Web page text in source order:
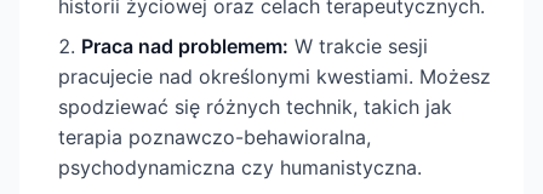
historii życiowej oraz celach terapeutycznych.
Praca nad problemem: W trakcie sesji
pracujecie nad określonymi kwestiami. Możesz
spodziewać się różnych technik, takich jak
terapia poznawczo-behawioralna,
psychodynamiczna czy humanistyczna.